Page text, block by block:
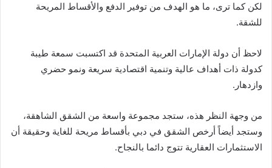
لكن كما ترى، ما هو الهدف من توفير الدفع والأقساط المريحة
للشقة.
لاحظ أن دولة الإمارات العربية المتحدة قد اكتسبت سمعة طيبة
كدولة ذات أهداف عالية وتنمية اقتصادية سريعة ونمو حضري
وازدهار.
من وجهة النظر هذه، ستجد مجموعة واسعة من الشقق الشاهقة،
وستجد أيضاً أرخص الشقق في دبي بأقساط مريحة للغاية وحقيقة أن
الاستثمارات العقارية تتوج دائما بالنجاح.